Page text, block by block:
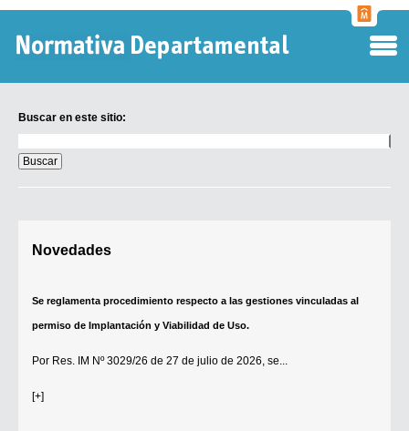
Buscar en este sitio:
en
este
sitio:
Novedades
Se reglamenta procedimiento respecto a las gestiones vinculadas al
permiso de Implantación y Viabilidad de Uso.
Por Res. IM Nº 3029/26 de 27 de julio de 2026, se...
[+]